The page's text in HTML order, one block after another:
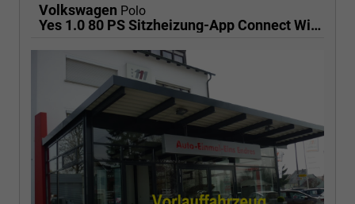
Volkswagen Polo
Yes 1.0 80 PS Sitzheizung-App Connect Wireless-Einparkhilfe-Klima-Sofort